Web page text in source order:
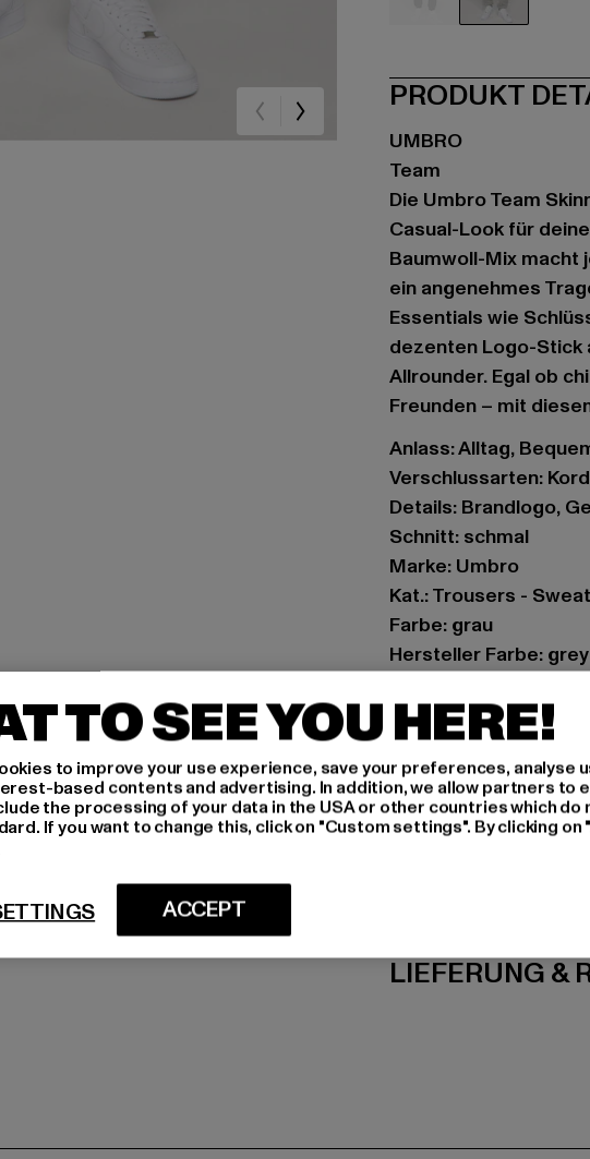
PRODUKT
UMBRO
Team
Die Umbro Team
Casual-Look für
Baumwoll-Mix macht
ein angenehmes
Essentials wie
dezenten Logo-Stick
Allrounder. Egal ob
Freunden – mit
Anlass: Alltag,
Verschlussarten:
Details: Brandlogo,
Schnitt: schmal
Marke: Umbro
Kat.: Trousers - Sweat
Farbe: grau
Hersteller Farbe:
Art.Nr: UMJM0864-
Hersteller: Umbro
Umbro House 54 |
LIEFERUNG &
TO SEE YOU HERE!
to improve your use experience, save your preferences, analyse
based contents and advertising. In addition, we allow partners to
the processing of your data in the USA or other countries which do
If you want to change this, click on "Custom settings". By clicking
ACCEPT